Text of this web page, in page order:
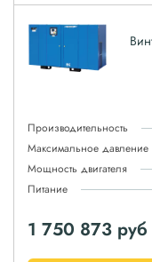
Производительность
Максимальное давление
Мощность двигателя
Питание
1 750 873 руб